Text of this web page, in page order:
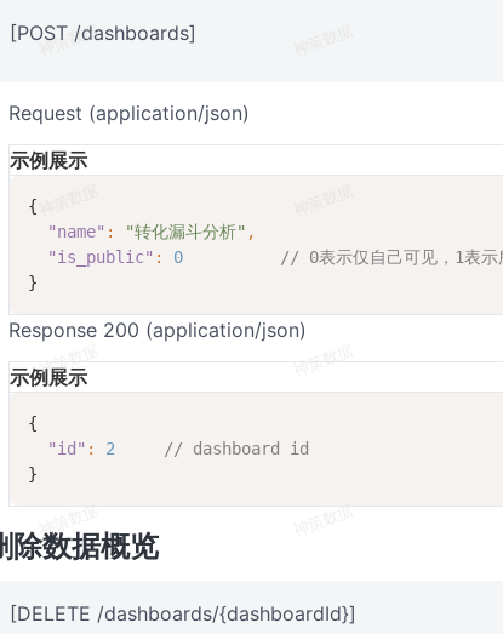
[POST /dashboards]
Request (application/json)
示例展示
{
"name" : "转化漏斗分析" ,
"is_public" : 0
// 0表示仅自己可见，1表示
}
Response 200 (application/json)
示例展示
{
"id" : 2
// dashboard id
}
除数据概览
[DELETE /dashboards/{dashboardId}]